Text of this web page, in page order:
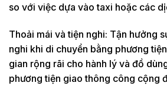
so với việc dựa vào taxi hoặc các
Thoải mái và tiện nghi: Tận hưởng
nghi khi di chuyển bằng phương
gian rộng rãi cho hành lý và đồ
phương tiện giao thông công cộng